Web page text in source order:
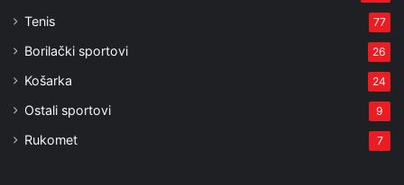
Tenis 77
Borilački sportovi 26
Košarka 24
Ostali sportovi 9
Rukomet 7